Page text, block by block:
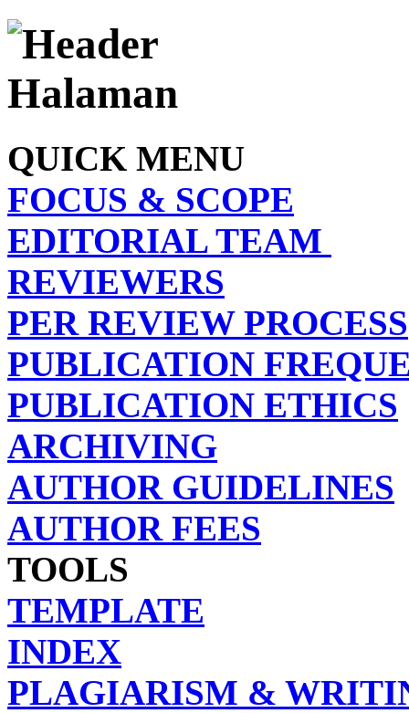
QUICK MENU
FOCUS & SCOPE
EDITORIAL TEAM
REVIEWERS
PER REVIEW PROCESS
PUBLICATION
PUBLICATION ETHICS
ARCHIVING
AUTHOR GUIDELINES
AUTHOR FEES
TOOLS
TEMPLATE
INDEX
PLAGIARISM &